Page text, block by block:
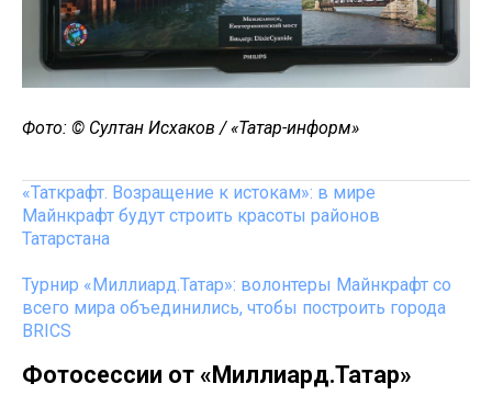
Фото: © Султан Исхаков / «Татар-информ»
«Таткрафт. Возращение к истокам»: в мире
Майнкрафт будут строить красоты районов
Татарстана
Турнир «Миллиард.Татар»: волонтеры Майнкрафт со
всего мира объединились, чтобы построить города
BRICS
Фотосессии от «Миллиард.Татар»